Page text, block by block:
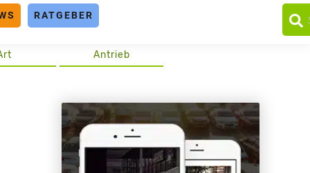
RATGEBER
Antrieb